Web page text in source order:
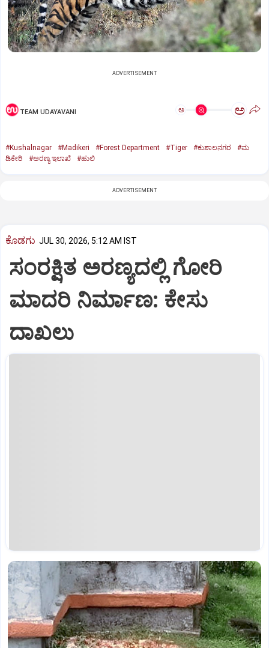
ADVERTISEMENT
TEAM UDAYAVANI ಅ ಅ
#Kushalnagar #Madikeri #Forest Department #Tiger #ಕುಶಾಲನಗರ
#ಮ
ಡಿಕೇರಿ
#ಅರಣ್ಯ ಇಲಾಖೆ #ಹುಲಿ
ADVERTISEMENT
ಕೊಡಗು JUL 30, 2026, 5:12 AM IST
ಸಂರಕ್ಷಿತ ಅರಣ್ಯದಲ್ಲಿ ಗೋರಿ
ಮಾದರಿ ನಿರ್ಮಾಣ: ಕೇಸು
ದಾಖಲು